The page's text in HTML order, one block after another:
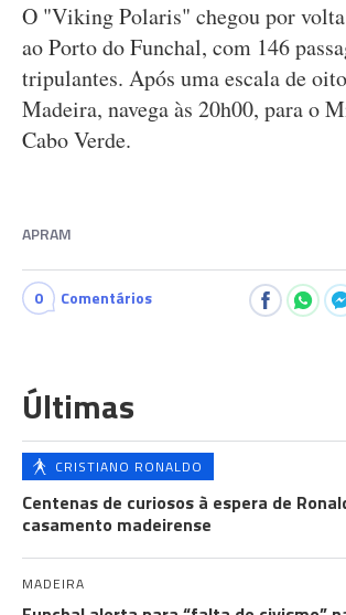
O "Viking Polaris" chegou por
ao Porto do Funchal, com 146
tripulantes. Após uma escala de
Madeira, navega às 20h00, para o
Cabo Verde.
APRAM
0 Comentários
Últimas
CRISTIANO RONALDO
Centenas de curiosos à espera de
casamento madeirense
MADEIRA